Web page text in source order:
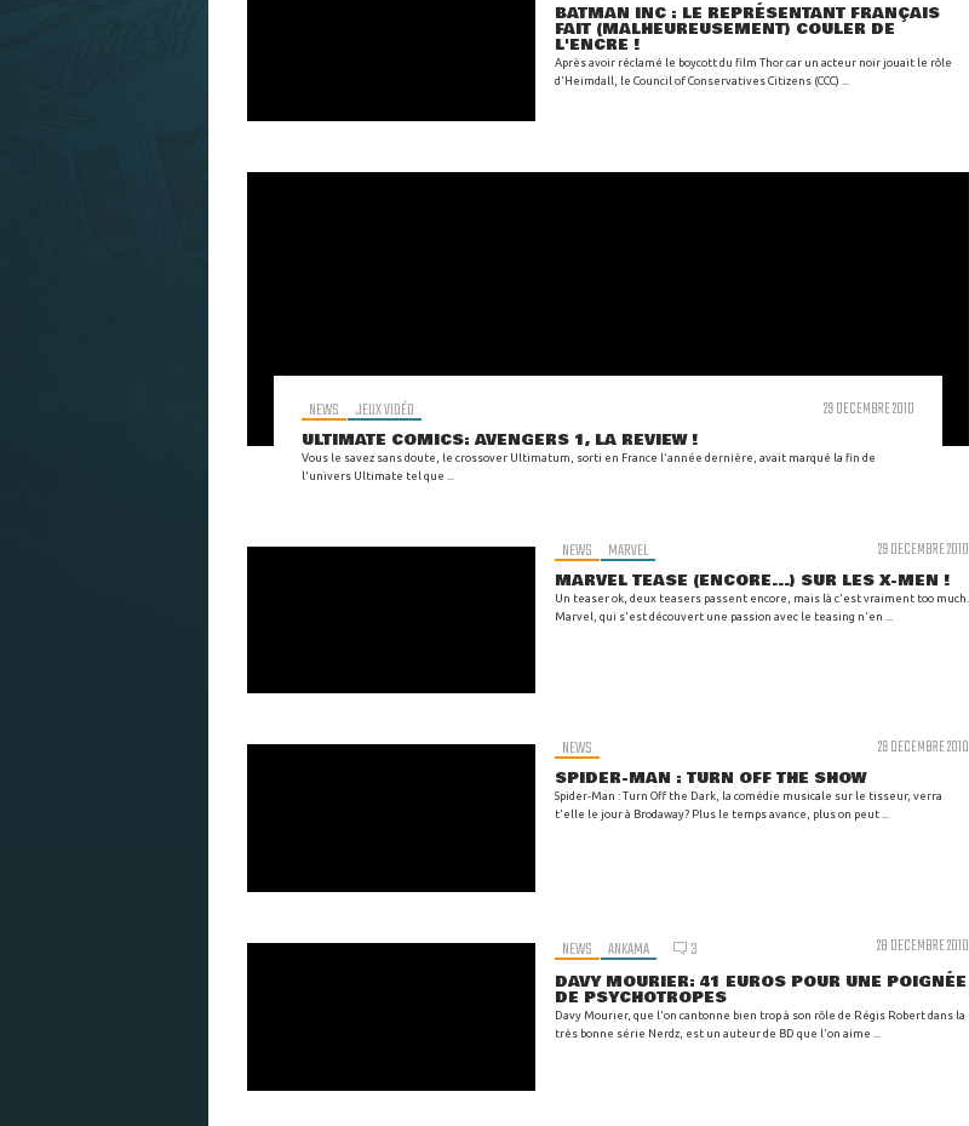
BATMAN INC : LE REPRÉSENTANT FRANÇAIS
FAIT (MALHEUREUSEMENT) COULER DE
L'ENCRE !
Après avoir réclamé le boycott du film Thor car un acteur noir jouait le rôle
d'Heimdall, le Council of Conservatives Citizens (CCC) ...
NEWS JEUX VIDÉO 29 DECEMBRE 2010
ULTIMATE COMICS: AVENGERS 1, LA REVIEW !
Vous le savez sans doute, le crossover Ultimatum, sorti en France l'année dernière, avait marqué la fin de
l'univers Ultimate tel que ...
NEWS MARVEL 29 DECEMBRE 2010
MARVEL TEASE (ENCORE...) SUR LES X-MEN !
Un teaser ok, deux teasers passent encore, mais là c'est vraiment too much.
Marvel, qui s'est découvert une passion avec le teasing n'en ...
NEWS 29 DECEMBRE 2010
SPIDER-MAN : TURN OFF THE SHOW
Spider-Man : Turn Off the Dark, la comédie musicale sur le tisseur, verra
t'elle le jour à Brodaway? Plus le temps avance, plus on peut ...
NEWS ANKAMA 3 28 DECEMBRE 2010
DAVY MOURIER: 41 EUROS POUR UNE POIGNÉE
DE PSYCHOTROPES
Davy Mourier, que l'on cantonne bien trop à son rôle de Régis Robert dans la
très bonne série Nerdz, est un auteur de BD que l'on aime ...